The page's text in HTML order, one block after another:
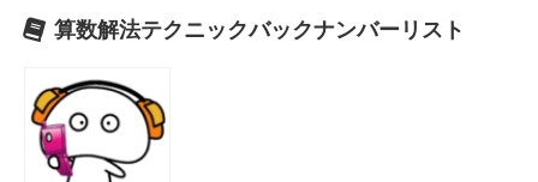
算数解法テクニックバックナンバーリスト